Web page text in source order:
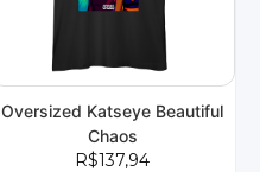
Oversized Katseye Beautiful
Chaos
R$137,94